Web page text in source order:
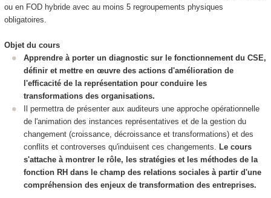
ou en FODhybride avec au moins 5 regroupements physiques
obligatoires.
Objet du cours
Apprendre à porter un diagnostic sur le fonctionnement du CSE,
définir et mettre en œuvre des actions d'amélioration de
l'efficacité de la représentation pour conduire les
transformations des organisations.
Il permettra de présenter aux auditeurs une approche opérationnelle
de l'animation des instances représentatives et de la gestion du
changement (croissance, décroissance et transformations) et des
conflits et controverses qu'induisent ces changements. Le cours
s'attache à montrer le rôle, les stratégies et les méthodes de la
fonction RH dans le champ des relations sociales à partir d'une
compréhension des enjeux de transformation des entreprises.